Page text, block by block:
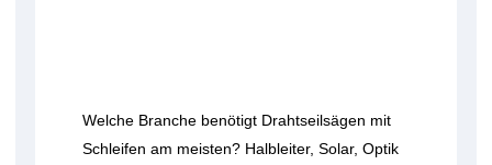
Welche Branche benötigt Drahtseilsägen mit
Schleifen am meisten? Halbleiter, Solar, Optik